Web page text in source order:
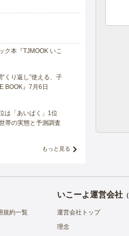
ク本『TJMOOK いこ
くり返し”使える、子
BOOK』7月6日
は「あいぱく」1位
帯の実態と予測調査
もっと見る
規約一覧
いこーよ運営会社（
運営会社トップ
理念